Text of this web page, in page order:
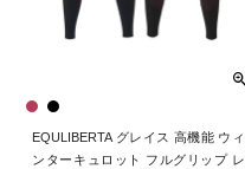
EQULIBERTA グレイス 高機能 ウィ
ンターキュロット フルグリップ レ